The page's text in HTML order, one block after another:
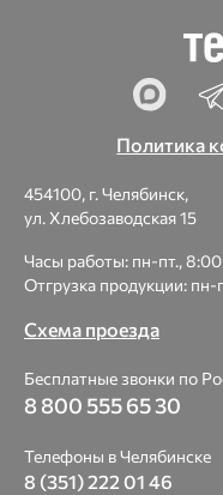
Политика
454100, г. Челябинск,
ул. Хлебозаводская 15
Часы работы: пн-пт.,
Отгрузка продукции:
Схема проезда
Бесплатные звонки по
8 800 555 65 30
Телефоны в Челябинске
8 (351) 222 01 46